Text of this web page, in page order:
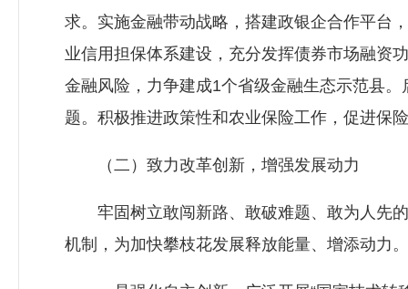
求。实施金融带动战略，搭建政银企合作平台
业信用担保体系建设，充分发挥债券市场融资
金融风险，力争建成1个省级金融生态示范县
题。积极推进政策性和农业保险工作，促进保
（二）致力改革创新，增强发展动力
牢固树立敢闯新路、敢破难题、敢为人先的
机制，为加快攀枝花发展释放能量、增添动力。